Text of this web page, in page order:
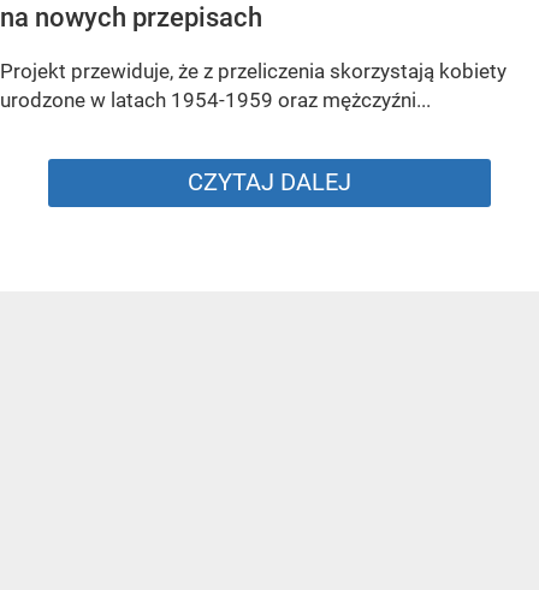
na nowych przepisach
Projekt przewiduje, że z przeliczenia skorzystają kobiety
urodzone w latach 1954-1959 oraz mężczyźni...
CZYTAJ DALEJ